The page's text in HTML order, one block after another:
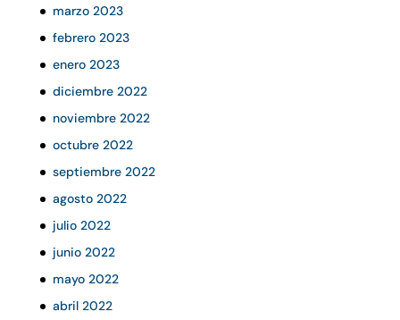
marzo 2023
febrero 2023
enero 2023
diciembre 2022
noviembre 2022
octubre 2022
septiembre 2022
agosto 2022
julio 2022
junio 2022
mayo 2022
abril 2022